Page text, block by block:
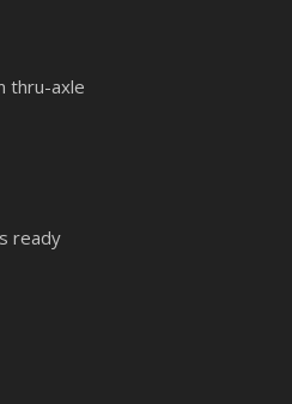
thru-axle
ready